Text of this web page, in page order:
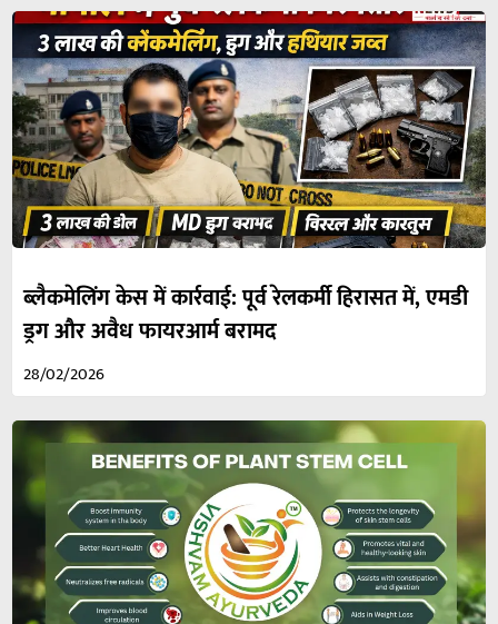
ब्लैकमेलिंग केस में कार्रवाई: पूर्व रेलकर्मी हिरासत में, एमडी
ड्रग और अवैध फायरआर्म बरामद
28/02/2026